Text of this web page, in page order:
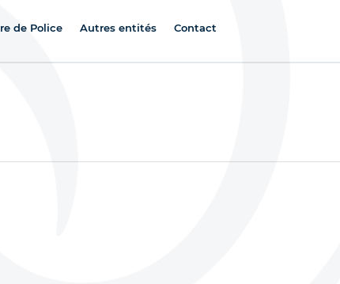
de Police Autres entités Contact